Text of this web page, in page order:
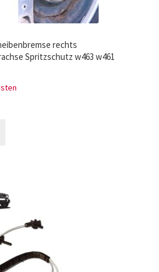
rechts
Spritzschutz w463 w461